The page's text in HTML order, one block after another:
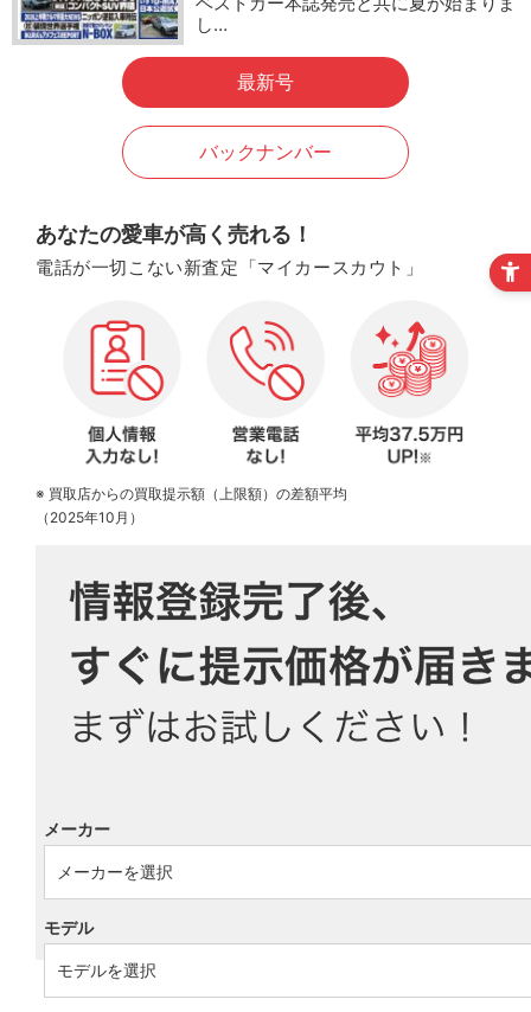
し…
最新号
バックナンバー
あなたの愛車が高く売れる！
電話が一切こない新査定「マイカースカウト」
※ 買取店からの買取提示額（上限額）の差額平均
（2025年10月）
メーカー
モデル